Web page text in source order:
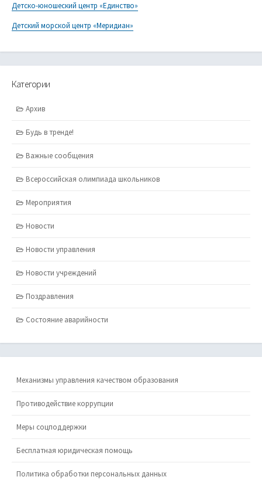
Детско-юношеский центр «Единство»
Детский морской центр «Меридиан»
Категории
Архив
Будь в тренде!
Важные сообщения
Всероссийская олимпиада школьников
Мероприятия
Новости
Новости управления
Новости учреждений
Поздравления
Состояние аварийности
Механизмы управления качеством образования
Противодействие коррупции
Меры соцподдержки
Бесплатная юридическая помощь
Политика обработки персональных данных